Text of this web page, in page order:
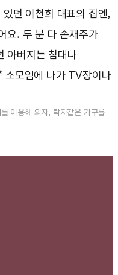
던 이천희 대표의 집엔,
요. 두 분 다 손재주가
아버지는 침대나
소모임에 나가 TV장이나
이용해 의자, 탁자같은 가구를